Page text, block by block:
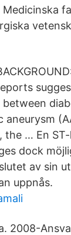
aneurysm
… En ST-
dock
av sin
uppnås.
2008-